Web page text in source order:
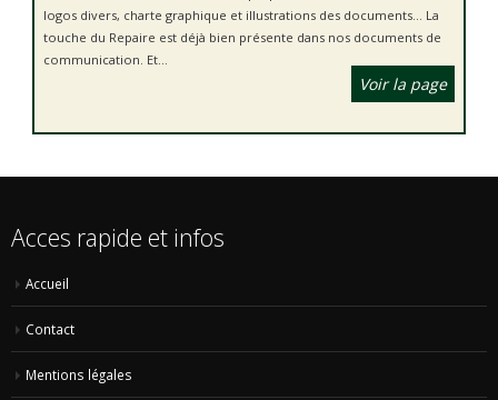
logos divers, charte graphique et illustrations des documents… La
touche du Repaire est déjà bien présente dans nos documents de
communication. Et...
Voir la page
Acces rapide et infos
Accueil
Contact
Mentions légales